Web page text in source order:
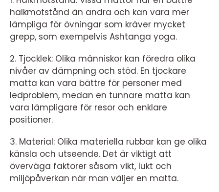
halkmotstånd än andra och kan vara mer
lämpliga för övningar som kräver mycket
grepp, som exempelvis Ashtanga yoga.
2. Tjocklek: Olika människor kan föredra olika
nivåer av dämpning och stöd. En tjockare
matta kan vara bättre för personer med
ledproblem, medan en tunnare matta kan
vara lämpligare för resor och enklare
positioner.
3. Material: Olika materiella rubbar kan ge olika
känsla och utseende. Det är viktigt att
överväga faktorer såsom vikt, lukt och
miljöpåverkan när man väljer en matta.